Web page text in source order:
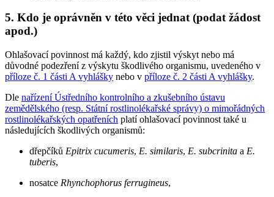
5. Kdo je oprávněn v této věci jednat (podat žádost
apod.)
Ohlašovací povinnost má každý, kdo zjistil výskyt nebo má
důvodné podezření z výskytu škodlivého organismu, uvedeného v
příloze č. 1 části A vyhlášky nebo v příloze č. 2 části A vyhlášky.
Dle nařízení Ústředního kontrolního a zkušebního ústavu
zemědělského (resp. Státní rostlinolékařské správy) o mimořádných
rostlinolékařských opatřeních platí ohlašovací povinnost také u
následujících škodlivých organismů:
dřepčíků Epitrix cucumeris, E. similaris, E. subcrinita a E.
tuberis,
nosatce Rhynchophorus ferrugineus,